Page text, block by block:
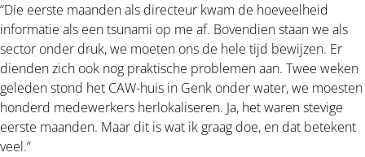
“Die eerste maanden als directeur kwam de hoeveelheid
informatie als een tsunami op me af. Bovendien staan we als
sector onder druk, we moeten ons de hele tijd bewijzen. Er
dienden zich ook nog praktische problemen aan. Twee weken
geleden stond het CAW-huis in Genk onder water, we moesten
honderd medewerkers herlokaliseren. Ja, het waren stevige
eerste maanden. Maar dit is wat ik graag doe, en dat betekent
veel.”